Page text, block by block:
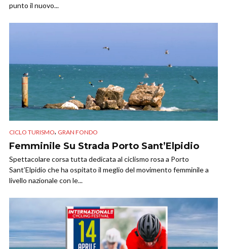
punto il nuovo...
CICLO TURISMO, GRAN FONDO
Femminile Su Strada Porto Sant’Elpidio
Spettacolare corsa tutta dedicata al ciclismo rosa a Porto
Sant’Elpidio che ha ospitato il meglio del movimento femminile a
livello nazionale con le...